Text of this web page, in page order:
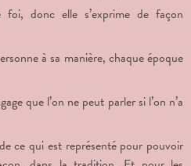
donc elle s’exprime de façon
à sa manière, chaque époque
que l’on ne peut parler si l’on n’a
ce qui est représenté pour pouvoir